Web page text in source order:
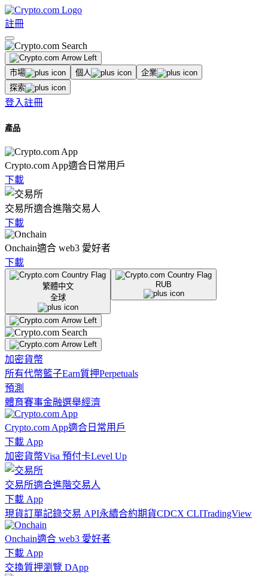
註冊
市場 個人
企業
探索
登入註冊
產品
Crypto.com App適合日常用戶
下載
交易所適合進階交易人
下載
Onchain適合 web3 愛好者
下載
繁體中文
全球
RUB
加密貨幣
所有代幣籃子Earn質押Perpetuals
預測
體育賽事金融選舉經濟
Crypto.com App適合日常用戶
下載 App
加密貨幣Visa 預付卡Level Up
交易所適合進階交易人
下載 App
現貨訂單記錄交易 API永續合約期貨CDCX CLITradingView
Onchain適合 web3 愛好者
下載 App
交換質押瀏覽 DApp